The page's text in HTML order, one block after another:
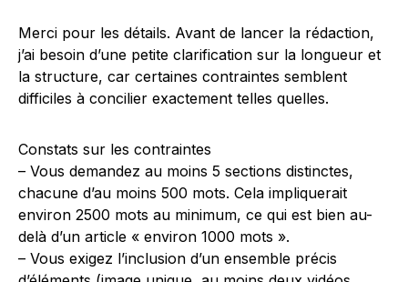
Merci pour les détails. Avant de lancer la rédaction,
j’ai besoin d’une petite clarification sur la longueur et
la structure, car certaines contraintes semblent
difficiles à concilier exactement telles quelles.
Constats sur les contraintes
– Vous demandez au moins 5 sections distinctes,
chacune d’au moins 500 mots. Cela impliquerait
environ 2500 mots au minimum, ce qui est bien au-
delà d’un article « environ 1000 mots ».
– Vous exigez l’inclusion d’un ensemble précis